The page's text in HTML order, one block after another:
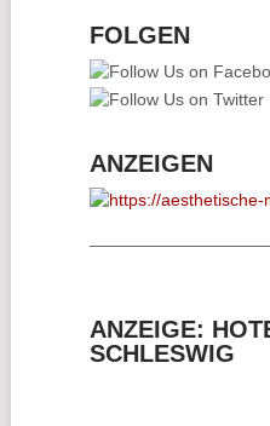
FOLGEN
ANZEIGEN
ANZEIGE:
SCHLESWIG